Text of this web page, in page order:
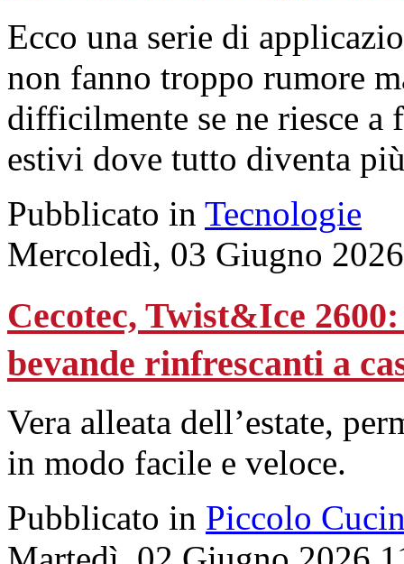
Ecco una serie di
non fanno troppo rumore
difficilmente se ne riesce a
estivi dove tutto diventa
Pubblicato in Tecnologie
Mercoledì, 03 Giugno
Cecotec, Twist&Ice
bevande rinfrescanti a
Vera alleata dell’estate,
in modo facile e veloce.
Pubblicato in Piccolo